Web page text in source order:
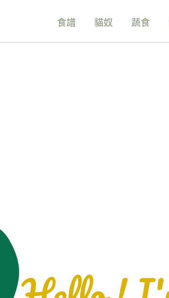
食譜 貓奴 蔬食